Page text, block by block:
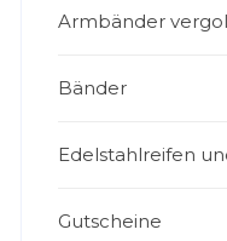
Armbänder
Bänder
Edelstahlreifen
Gutscheine